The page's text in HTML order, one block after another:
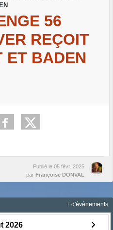
56
REÇOIT
ET BADEN
Publié le 05 févr. 2025
par Françoise DONVAL
2026
+ d'évènements